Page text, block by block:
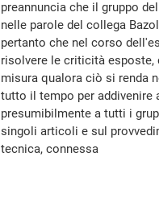
preannuncia che il gruppo
nelle parole del collega
pertanto che nel corso
risolvere le criticità
misura qualora ciò si renda
tutto il tempo per addivenire
presumibilmente a tutti i
singoli articoli e sul
tecnica, connessa